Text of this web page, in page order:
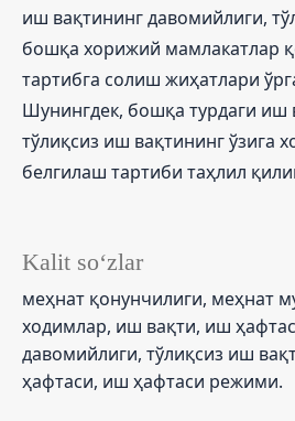
Kalit so‘zlar
меҳнат қонунчилиги, меҳнат
ходимлар, иш вақти, иш
давомийлиги, тўлиқсиз иш
ҳафтаси, иш ҳафтаси режими.
иш вақтининг давомийлиги,
бошқа хорижий мамлакатлар
тартибга солиш жиҳатлари
Шунингдек, бошқа турдаги иш
тўлиқсиз иш вақтининг ўзига
белгилаш тартиби таҳлил